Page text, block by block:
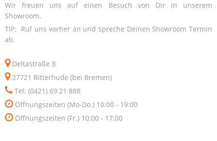
Wir freuen uns auf einen Besuch von Dir in unserem
Showroom.
TIP: Ruf uns vorher an und spreche Deinen Showroom Termin
ab.
Deltastraße 8
27721 Ritterhude (bei Bremen)
Tel: (0421) 69 21 888
Öffnungszeiten (Mo-Do.) 10:00 - 19:00
Öffnungszeiten (Fr.) 10:00 - 17:00